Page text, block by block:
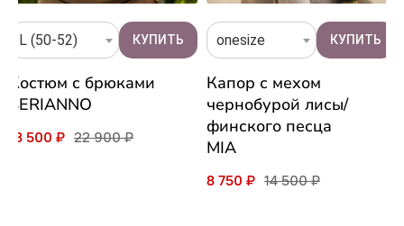
L (50-52)
Костюм с брюками
SERIANNO
18 500 ₽ 22 900 ₽
onesize
Капор с мехом
чернобурой лисы/
финского песца
MIA
8 750 ₽ 14 500 ₽